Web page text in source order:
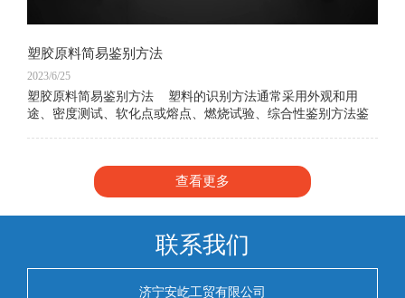
塑胶原料简易鉴别方法
2023/6/25
塑胶原料简易鉴别方法 塑料的识别方法通常采用外观和用
途、密度测试、软化点或熔点、燃烧试验、综合性鉴别方法鉴
查看更多
联系我们
济宁安屹工贸有限公司